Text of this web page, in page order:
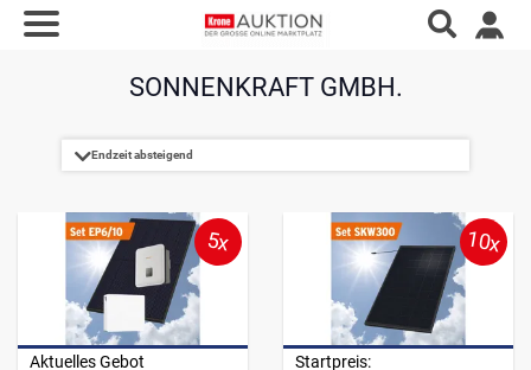
SONNENKRAFT GMBH.
5x
Aktuelles Gebot
10x
Startpreis: